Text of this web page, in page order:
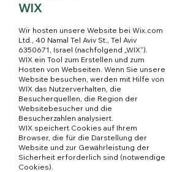
WIX
Wir hosten unsere Website bei Wix.com
Ltd., 40 Namal Tel Aviv St., Tel Aviv
6350671, Israel (nachfolgend „WIX“).
WIX ein Tool zum Erstellen und zum
Hosten von Webseiten. Wenn Sie unsere
Website besuchen, werden mit Hilfe von
WIX das Nutzerverhalten, die
Besucherquellen, die Region der
Websitebesucher und die
Besucherzahlen analysiert.
WIX speichert Cookies auf Ihrem
Browser, die für die Darstellung der
Website und zur Gewährleistung der
Sicherheit erforderlich sind (notwendige
Cookies).